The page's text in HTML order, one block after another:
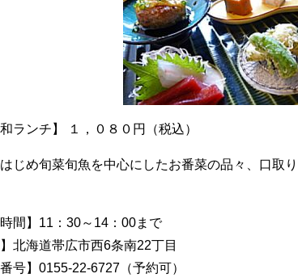
和ランチ】 １，０８０円（税込）
じめ旬菜旬魚を中心にしたお番菜の品々、口取
時間】11：30～14：00まで
】北海道帯広市西6条南22丁目
番号】0155-22-6727（予約可）